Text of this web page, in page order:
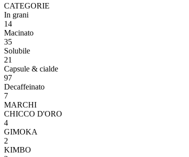
CATEGORIE
In grani
14
Macinato
35
Solubile
21
Capsule & cialde
97
Decaffeinato
7
MARCHI
CHICCO D'ORO
4
GIMOKA
2
KIMBO